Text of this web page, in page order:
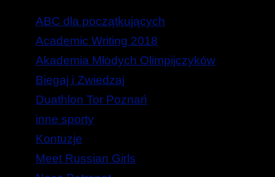
ABC dla początkujących
Academic Writing 2018
Akademia Młodych Olimpijczyków
Biegaj i Zwiedzaj
Duathlon Tor Poznań
inne sporty
Kontuzje
Meet Russian Girls